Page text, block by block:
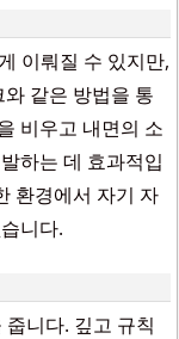
이뤄질 수 있지만,
같은 방법을 통
비우고 내면의 소
하는 데 효과적입
환경에서 자기 자
니다.
니다. 깊고 규칙